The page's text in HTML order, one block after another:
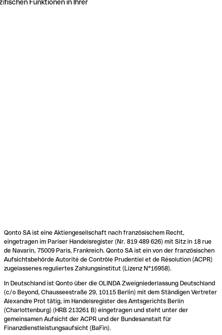
Funktionen in Ihrer
Qonto SA ist eine Aktiengesellschaft nach französischem Recht,
eingetragen im Pariser Handelsregister (Nr. 819 489 626) mit Sitz in 18 rue
de Navarin, 75009 Paris, Frankreich. Qonto SA ist ein von der französischen
Aufsichtsbehörde Autorité de Contrôle Prudentiel et de Résolution (ACPR)
zugelassenes reguliertes Zahlungsinstitut (Lizenz N°16958).
In Deutschland ist Qonto über die OLINDA Zweigniederlassung Deutschland
(c/o Beyond, Chausseestraße 29, 10115 Berlin) mit dem Ständigen Vertreter
Alexandre Prot tätig, im Handelsregister des Amtsgerichts Berlin
(Charlottenburg) (HRB 213261 B) eingetragen und steht unter der
gemeinsamen Aufsicht der ACPR und der Bundesanstalt für
Finanzdienstleistungsaufsicht (BaFin).